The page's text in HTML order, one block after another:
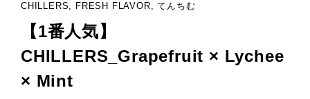
CHILLERS, FRESH FLAVOR, てんちむ
【1番人気】
CHILLERS_Grapefruit × Lychee
× Mint